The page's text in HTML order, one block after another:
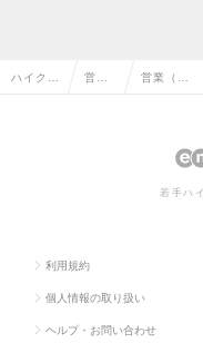
ハイクラ 営業 営業（法
若手ハ
利用規約
個人情報の取り扱い
ヘルプ・お問い合わせ